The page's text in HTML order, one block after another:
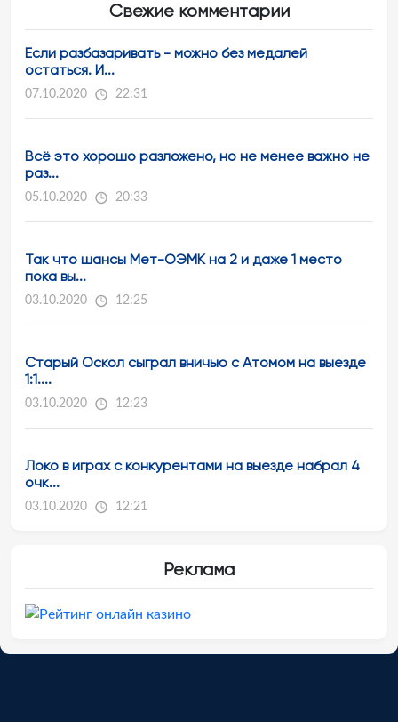
Свежие комментарии
Если разбазаривать - можно без медалей
остаться. И...
07.10.2020 22:31
Всё это хорошо разложено, но не менее важно не
раз...
05.10.2020 20:33
Так что шансы Мет-ОЭМК на 2 и даже 1 место
пока вы...
03.10.2020 12:25
Старый Оскол сыграл вничью с Атомом на выезде
1:1....
03.10.2020 12:23
Локо в играх с конкурентами на выезде набрал 4
очк...
03.10.2020 12:21
Реклама